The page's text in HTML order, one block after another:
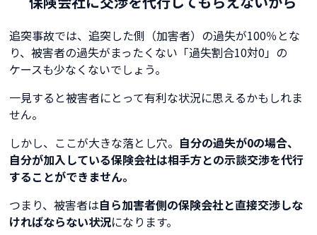
追突事故では、追突した側（加害者）の過失が100％とな
り、被害者の過失がまったくない「過失割合10対0」の
ケースも少なくないでしょう。
一見すると被害者にとって有利な状況に思えるかもしれま
せん。
しかし、ここが大きな落とし穴。 自分の過失が0の場合、
自分が加入している保険会社は相手方との示談交渉を代行
することができません。
つまり、被害者は自ら加害者側の保険会社と直接交渉しな
ければならない状況になります。